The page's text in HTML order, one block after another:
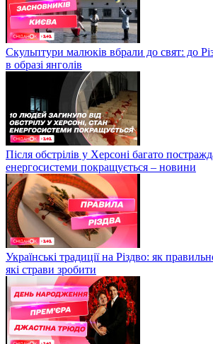
Скульптури малюків вбрали до свят: до
в образі янголів
Після обстрілів у Херсоні багато
енергосистеми покращується – новини
Українські традиції на Різдво: як
які страви зробити